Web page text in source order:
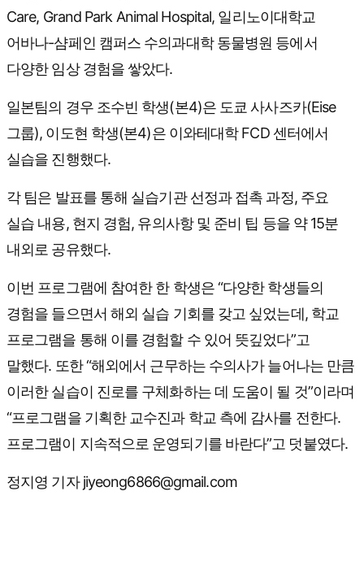
Care, Grand Park Animal Hospital, 일리노이대학교
어바나-샴페인 캠퍼스 수의과대학 동물병원 등에서
다양한 임상 경험을 쌓았다.
일본팀의 경우 조수빈 학생(본4)은 도쿄 사사즈카(Eise
그룹), 이도현 학생(본4)은 이와테대학 FCD 센터에서
실습을 진행했다.
각 팀은 발표를 통해 실습기관 선정과 접촉 과정, 주요
실습 내용, 현지 경험, 유의사항 및 준비 팁 등을 약 15분
내외로 공유했다.
이번 프로그램에 참여한 한 학생은 “다양한 학생들의
경험을 들으면서 해외 실습 기회를 갖고 싶었는데, 학교
프로그램을 통해 이를 경험할 수 있어 뜻깊었다”고
말했다. 또한 “해외에서 근무하는 수의사가 늘어나는 만큼
이러한 실습이 진로를 구체화하는 데 도움이 될 것”이라며
“프로그램을 기획한 교수진과 학교 측에 감사를 전한다.
프로그램이 지속적으로 운영되기를 바란다”고 덧붙였다.
정지영 기자 jiyeong6866@gmail.com